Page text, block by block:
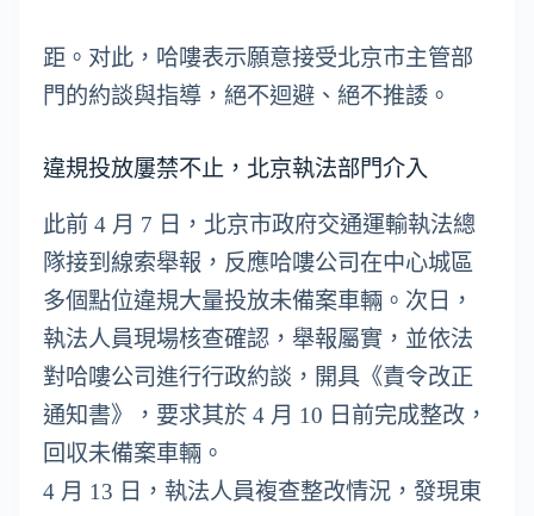
距。对此，哈嘍表示願意接受北京市主管部
門的約談與指導，絕不迴避、絕不推諉。
違規投放屢禁不止，北京執法部門介入
此前 4 月 7 日，北京市政府交通運輸執法總
隊接到線索舉報，反應哈嘍公司在中心城區
多個點位違規大量投放未備案車輛。次日，
執法人員現場核查確認，舉報屬實，並依法
對哈嘍公司進行行政約談，開具《責令改正
通知書》，要求其於 4 月 10 日前完成整改，
回収未備案車輛。
4 月 13 日，執法人員複查整改情況，發現東